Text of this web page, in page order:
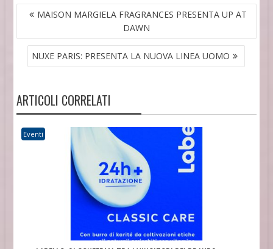
NAVIGAZIONE
ARTICOLI
MAISON MARGIELA FRAGRANCES PRESENTA UP AT
DAWN
NUXE PARIS: PRESENTA LA NUOVA LINEA UOMO
ARTICOLI CORRELATI
Eventi